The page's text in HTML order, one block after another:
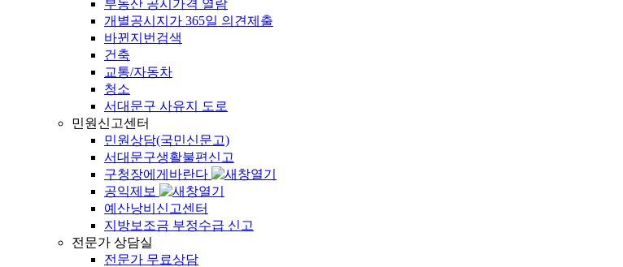
부동산 공시가격 열람
개별공시지가 365일 의견제출
바뀐지번검색
건축
교통/자동차
청소
서대문구 사유지 도로
민원신고센터
민원상담(국민신문고)
서대문구생활불편신고
구청장에게바란다
공익제보
예산낭비신고센터
지방보조금 부정수급 신고
전문가 상담실
전문가 무료상담